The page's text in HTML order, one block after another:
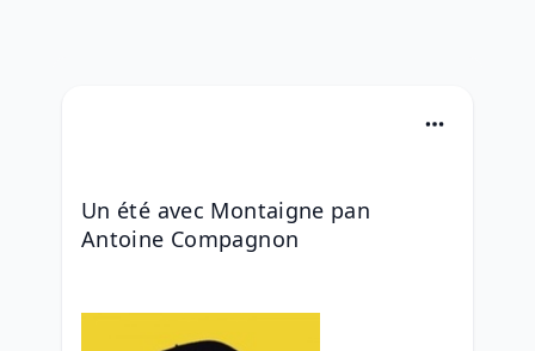
Un été avec Montaigne pan
Antoine Compagnon